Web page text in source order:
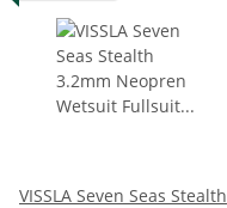
VISSLA Seven Seas Stealth